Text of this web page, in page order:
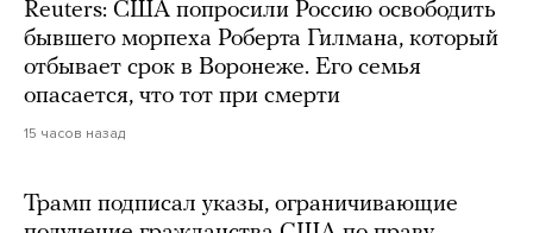
Reuters: США попросили Россию освободить
бывшего морпеха Роберта Гилмана, который
отбывает срок в Воронеже. Его семья
опасается, что тот при смерти
15 часов назад
Трамп подписал указы, ограничивающие